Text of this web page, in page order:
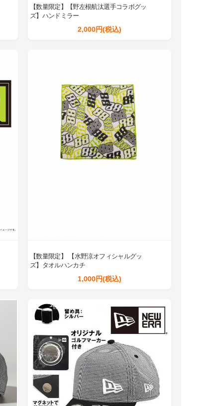
【数量限定】【野左根航汰選手コラボグッ
ズ】ハンドミラー
2,000円(税込)
【数量限定】 【水野涼オフィシャルグッ
ズ】タオルハンカチ
1,000円(税込)